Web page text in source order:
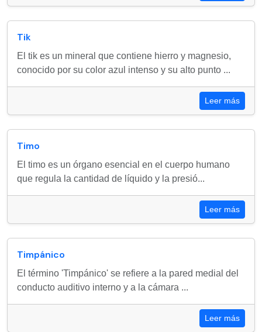
Tik
El tik es un mineral que contiene hierro y magnesio,
conocido por su color azul intenso y su alto punto ...
Leer más
Timo
El timo es un órgano esencial en el cuerpo humano
que regula la cantidad de líquido y la presió...
Leer más
Timpánico
El término 'Timpánico' se refiere a la pared medial del
conducto auditivo interno y a la cámara ...
Leer más